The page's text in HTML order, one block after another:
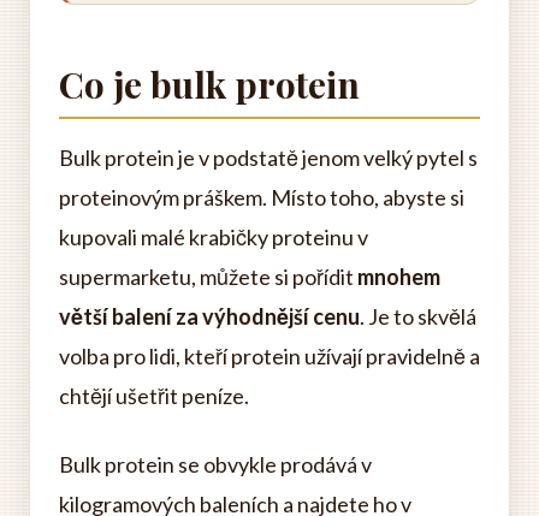
Co je bulk protein
Bulk protein je v podstatě jenom velký pytel s
proteinovým práškem. Místo toho, abyste si
kupovali malé krabičky proteinu v
supermarketu, můžete si pořídit mnohem
větší balení za výhodnější cenu. Je to skvělá
volba pro lidi, kteří protein užívají pravidelně a
chtějí ušetřit peníze.
Bulk protein se obvykle prodává v
kilogramových baleních a najdete ho v